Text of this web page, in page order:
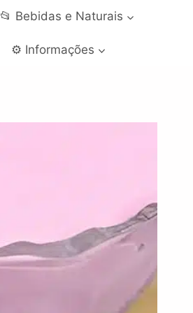
📂 Bebidas e Naturais
⚙️ Informações